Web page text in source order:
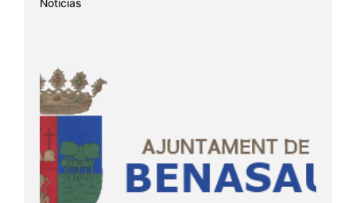
Noticias